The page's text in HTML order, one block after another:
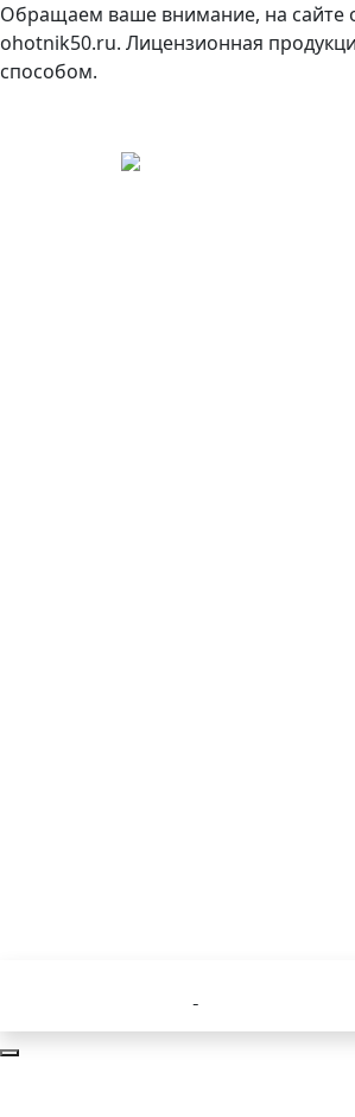
Обращаем ваше внимание, на сайте
ohotnik50.ru. Лицензионная
способом.